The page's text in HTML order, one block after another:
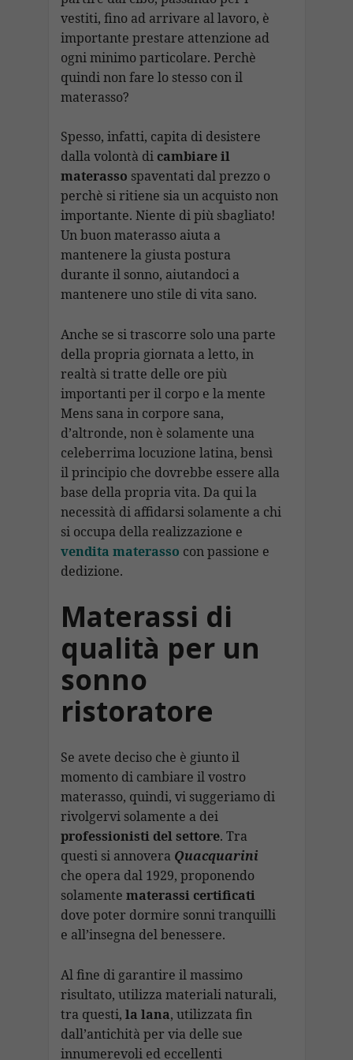
vestiti, fino ad arrivare al lavoro, è
importante prestare attenzione ad
ogni minimo particolare. Perchè
quindi non fare lo stesso con il
materasso?
Spesso, infatti, capita di desistere
dalla volontà di cambiare il
materasso spaventati dal prezzo o
perchè si ritiene sia un acquisto non
importante. Niente di più sbagliato!
Un buon materasso aiuta a
mantenere la giusta postura
durante il sonno, aiutandoci a
mantenere uno stile di vita sano.
Anche se si trascorre solo una parte
della propria giornata a letto, in
realtà si tratte delle ore più
importanti per il corpo e la mente
Mens sana in corpore sana,
d’altronde, non è solamente una
celeberrima locuzione latina, bensì
il principio che dovrebbe essere alla
base della propria vita. Da qui la
necessità di affidarsi solamente a chi
si occupa della realizzazione e
vendita materasso con passione e
dedizione.
Materassi di
qualità per un
sonno
ristoratore
Se avete deciso che è giunto il
momento di cambiare il vostro
materasso, quindi, vi suggeriamo di
rivolgervi solamente a dei
professionisti del settore. Tra
questi si annovera Quacquarini
che opera dal 1929, proponendo
solamente materassi certificati
dove poter dormire sonni tranquilli
e all’insegna del benessere.
Al fine di garantire il massimo
risultato, utilizza materiali naturali,
tra questi, la lana, utilizzata fin
dall’antichità per via delle sue
innumerevoli ed eccellenti